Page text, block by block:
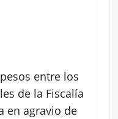
entre los
de la Fiscalía
en agravio de